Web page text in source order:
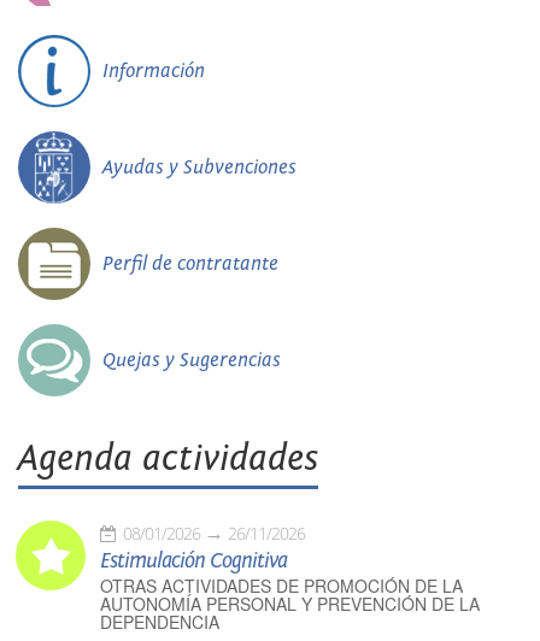
Información
Ayudas y Subvenciones
Perfil de contratante
Quejas y Sugerencias
Agenda actividades
08/01/2026 26/11/2026
Estimulación Cognitiva
OTRAS ACTIVIDADES DE PROMOCIÓN DE LA
AUTONOMÍA PERSONAL Y PREVENCIÓN DE LA
DEPENDENCIA